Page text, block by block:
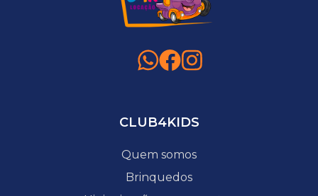
CLUB4KIDS
Quem somos
Brinquedos